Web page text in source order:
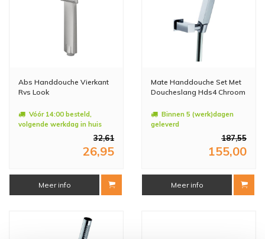
Abs Handdouche Vierkant
Rvs Look
Vóór 14:00 besteld,
volgende werkdag in huis
32,61
26,95
Meer info
Mate Handdouche Set Met
Doucheslang Hds4 Chroom
Binnen 5 (werk)dagen
geleverd
187,55
155,00
Meer info